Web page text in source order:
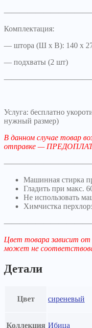
Комплектация:
— штора (Ш х В): 140 х
— подхваты (2 шт)
Услуга: бесплатно
нужный размер)
В данном случае товар
отправке —
Машинная стирка
Гладить при макс.
Не использовать
Химчистка
Цвет товара зависит
может не
Детали
Цвет сиреневый
Коллекция Ибица